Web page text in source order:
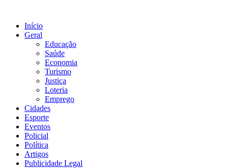
conteúdo
Início
Geral
Educação
Saúde
Economia
Turismo
Justiça
Loteria
Emprego
Cidades
Esporte
Eventos
Policial
Política
Artigos
Publicidade Legal